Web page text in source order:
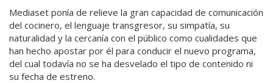
Mediaset ponía de relieve la gran capacidad de comunicación
del cocinero, el lenguaje transgresor, su simpatía, su
naturalidad y la cercanía con el público como cualidades que
han hecho apostar por él para conducir el nuevo programa,
del cual todavía no se ha desvelado el tipo de contenido ni
su fecha de estreno.